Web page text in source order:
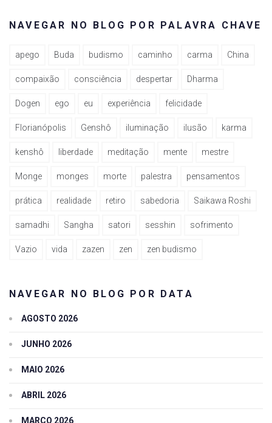
NAVEGAR NO BLOG POR PALAVRA CHAVE
apego Buda budismo caminho carma China
compaixão consciência despertar Dharma
Dogen ego eu experiência felicidade
Florianópolis Genshô iluminação ilusão karma
kenshô liberdade meditação mente mestre
Monge monges morte palestra pensamentos
prática realidade retiro sabedoria Saikawa Roshi
samadhi Sangha satori sesshin sofrimento
Vazio vida zazen zen zen budismo
NAVEGAR NO BLOG POR DATA
AGOSTO 2026
JUNHO 2026
MAIO 2026
ABRIL 2026
MARÇO 2026